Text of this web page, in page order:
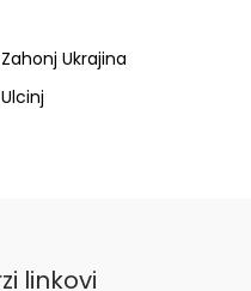
Ukrajina
linkovi